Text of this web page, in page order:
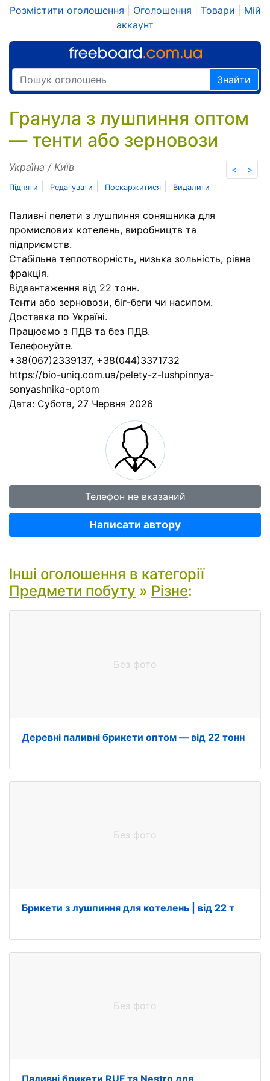
Розмістити оголошення Оголошення Товари
Мій
аккаунт
Знайти
Гранула з лушпиння оптом
— тенти або зерновози
< >
Україна / Київ
Підняти Редагувати Поскаржитися Видалити
Паливні пелети з лушпиння соняшника для
промислових котелень, виробництв та
підприємств.
Стабільна теплотворність, низька зольність, рівна
фракція.
Відвантаження від 22 тонн.
Тенти або зерновози, біг-беги чи насипом.
Доставка по Україні.
Працюємо з ПДВ та без ПДВ.
Телефонуйте.
+38(067)2339137, +38(044)3371732
https://bio-uniq.com.ua/pelety-z-lushpinnya-
sonyashnika-optom
Дата: Субота, 27 Червня 2026
Телефон не вказаний
Написати автору
Інші оголошення в категорії
Предмети побуту » Різне:
Без фото
Деревні паливні брикети оптом — від 22 тонн
Без фото
Брикети з лушпиння для котелень | від 22 т
Без фото
Паливні брикети RUF та Nestro для